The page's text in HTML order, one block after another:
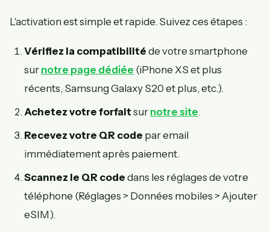
L'activation est simple et rapide. Suivez ces étapes :
Vérifiez la compatibilité de votre smartphone
sur notre page dédiée (iPhone XS et plus
récents, Samsung Galaxy S20 et plus, etc.).
Achetez votre forfait sur notre site.
Recevez votre QR code par email
immédiatement après paiement.
Scannez le QR code dans les réglages de votre
téléphone (Réglages > Données mobiles > Ajouter
eSIM).